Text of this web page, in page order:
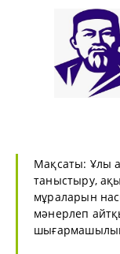
Мақсаты: Ұлы
таныстыру,
мұраларын
мәнерлеп